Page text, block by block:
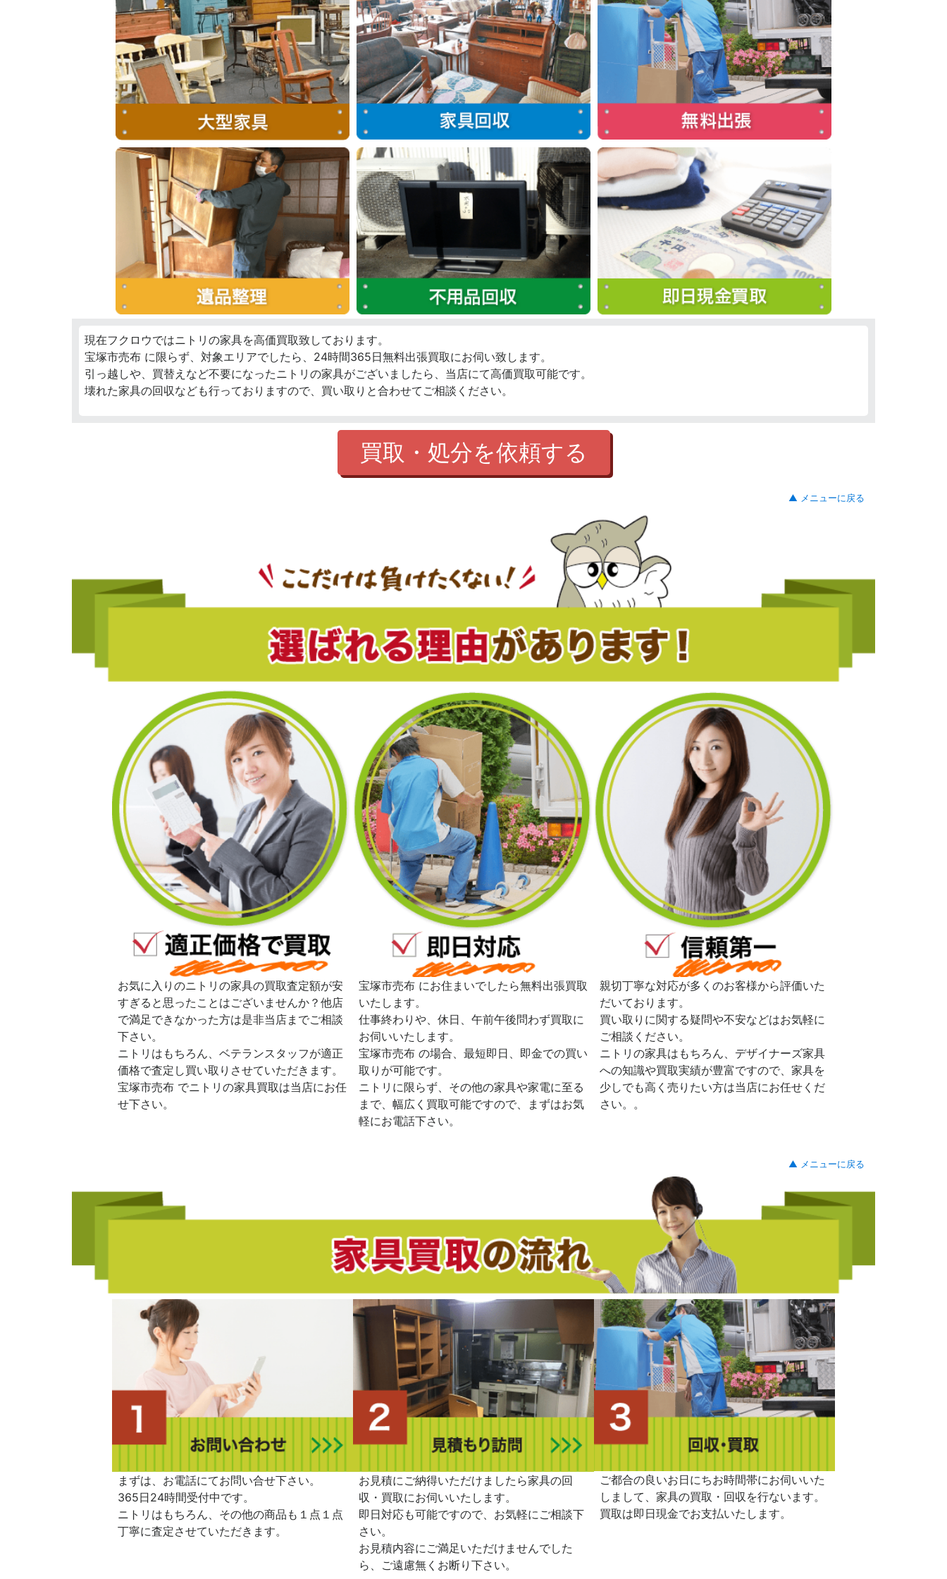
現在フクロウではニトリの家具を高価買取致しております。
宝塚市売布 に限らず、対象エリアでしたら、24時間365日無料出張買取にお伺い致します。
引っ越しや、買替えなど不要になったニトリの家具がございましたら、当店にて高価買取可能です。
壊れた家具の回収なども行っておりますので、買い取りと合わせてご相談ください。
買取・処分を依頼する
▲ メニューに戻る
お気に入りのニトリの家具の買取査定額が安
すぎると思ったことはございませんか？他店
で満足できなかった方は是非当店までご相談
下さい。
ニトリはもちろん、ベテランスタッフが適正
価格で査定し買い取りさせていただきます。
宝塚市売布 でニトリの家具買取は当店にお任
せ下さい。
宝塚市売布 にお住まいでしたら無料出張買取
いたします。
仕事終わりや、休日、午前午後問わず買取に
お伺いいたします。
宝塚市売布 の場合、最短即日、即金での買い
取りが可能です。
ニトリに限らず、その他の家具や家電に至る
まで、幅広く買取可能ですので、まずはお気
軽にお電話下さい。
親切丁寧な対応が多くのお客様から評価いた
だいております。
買い取りに関する疑問や不安などはお気軽に
ご相談ください。
ニトリの家具はもちろん、デザイナーズ家具
への知識や買取実績が豊富ですので、家具を
少しでも高く売りたい方は当店にお任せくだ
さい。。
▲ メニューに戻る
まずは、お電話にてお問い合せ下さい。
365日24時間受付中です。
ニトリはもちろん、その他の商品も１点１点
丁寧に査定させていただきます。
お見積にご納得いただけましたら家具の回
収・買取にお伺いいたします。
即日対応も可能ですので、お気軽にご相談下
さい。
お見積内容にご満足いただけませんでした
ら、ご遠慮無くお断り下さい。
ご都合の良いお日にちお時間帯にお伺いいた
しまして、家具の買取・回収を行ないます。
買取は即日現金でお支払いたします。